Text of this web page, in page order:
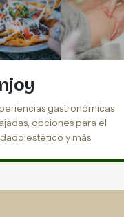
gastronómicas
opciones para el
estético y más